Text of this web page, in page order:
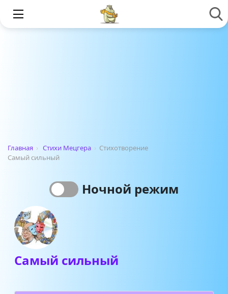
Главная › Стихи Мецгера › Стихотворение
Самый сильный
Ночной режим
Самый сильный